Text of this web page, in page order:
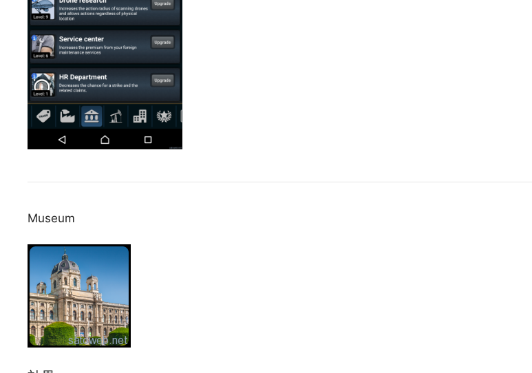
Museum